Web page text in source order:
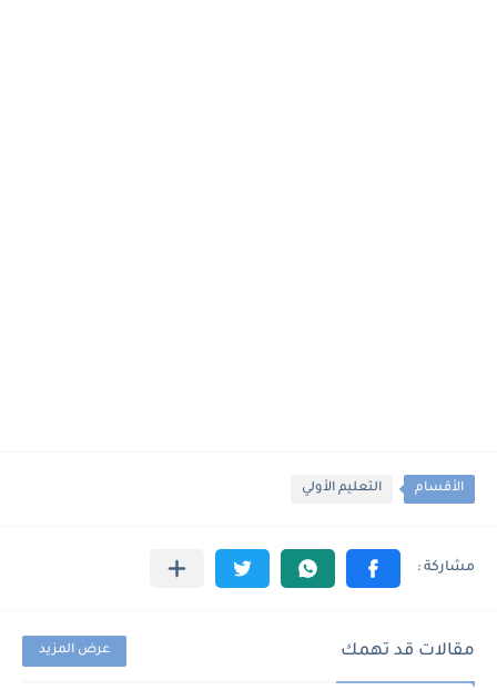
الأقسام التعليم الأولي
مقالات قد تهمك عرض المزيد